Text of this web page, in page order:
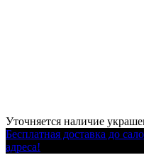
Уточняется наличие
Бесплатная доставка до
адреса!